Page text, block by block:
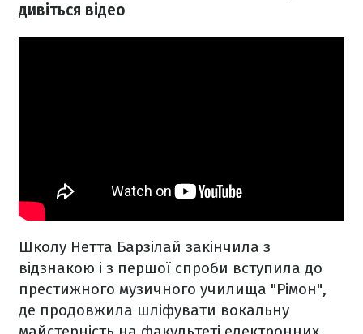
дивіться відео
Школу Нетта Барзілай закінчила з
відзнакою і з першої спроби вступила до
престижного музичного училища "Рімон",
де продовжила шліфувати вокальну